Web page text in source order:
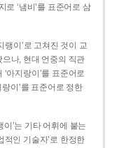
로 ‘냄비’를 표준어로 삼
랭이’로 고쳐진 것이 교
으나, 현대 언중의 직관
아지랑이’를 표준어로
이’를 표준어로 정한
이’는 기타 어휘에 붙는
적인 기술자’로 한정한